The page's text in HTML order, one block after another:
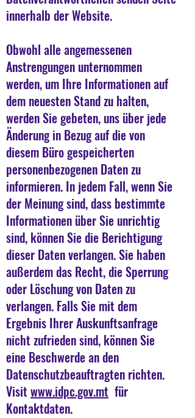
innerhalb der Website.
Obwohl alle angemessenen
Anstrengungen unternommen
werden, um Ihre Informationen auf
dem neuesten Stand zu halten,
werden Sie gebeten, uns über jede
Änderung in Bezug auf die von
diesem Büro gespeicherten
personenbezogenen Daten zu
informieren. In jedem Fall, wenn Sie
der Meinung sind, dass bestimmte
Informationen über Sie unrichtig
sind, können Sie die Berichtigung
dieser Daten verlangen. Sie haben
außerdem das Recht, die Sperrung
oder Löschung von Daten zu
verlangen. Falls Sie mit dem
Ergebnis Ihrer Auskunftsanfrage
nicht zufrieden sind, können Sie
eine Beschwerde an den
Datenschutzbeauftragten richten.
Visitwww.idpc.gov.mt für
Kontaktdaten.